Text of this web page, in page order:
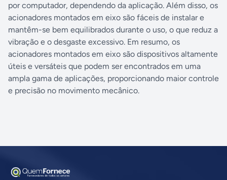
por computador, dependendo da aplicação. Além disso, os
acionadores montados em eixo são fáceis de instalar e
mantêm-se bem equilibrados durante o uso, o que reduz a
vibração e o desgaste excessivo. Em resumo, os
acionadores montados em eixo são dispositivos altamente
úteis e versáteis que podem ser encontrados em uma
ampla gama de aplicações, proporcionando maior controle
e precisão no movimento mecânico.